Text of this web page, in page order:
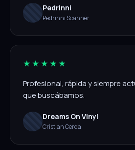
Pedrinni
Pedrinni Scanner
★★★★★
Profesional, rápida y siempre
que buscábamos.
Dreams On Vinyl
Cristian Cerda